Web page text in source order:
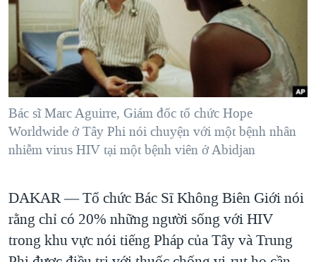
"Tìm"NGƯỜI VIỆT HẢI NGOẠI
ĐỜI SỐNG
KINH TẾ
SỨC KHOẺ
GIÁO DỤC
HÀNH TRÌNH BẦU CỬ 2024
MỘT NĂM CHIẾN TRANH TẠI DẢI GAZA
GIẢI MÃ VÀNH ĐAI & CON ĐƯỜNG
TRỊNH VĨNH BÌNH - NGƯỜI HẠ 'BÊN THẮNG CUỘC'
GROUND ZERO – XƯA VÀ NAY
CÁC GIÁ TRỊ CỘNG HÒA Ở VIỆT NAM
THƯỢNG ĐỈNH TRUMP-KIM TẠI VIỆT NAM
TRỊNH VĨNH BÌNH VS. CHÍNH PHỦ VIỆT NAM
VIDEO
NGHE
MẠNG XÃ HỘI
Ngôn ngữ khác
Bác sĩ Marc Aguirre, Giám đốc tổ chức Hope
Worldwide ở Tây Phi nói chuyện với một bệnh nhân
nhiễm virus HIV tại một bệnh viên ở Abidjan
DAKAR —Tổ chức Bác Sĩ Không Biên Giới nói
rằng chỉ có 20% những người sống với HIV
trong khu vực nói tiếng Pháp của Tây và Trung